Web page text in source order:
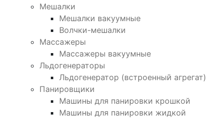
Мешалки
Мешалки вакуумные
Волчки-мешалки
Массажеры
Массажеры вакуумные
Льдогенераторы
Льдогенератор (встроенный агрегат)
Панировщики
Машины для панировки крошкой
Машины для панировки жидкой